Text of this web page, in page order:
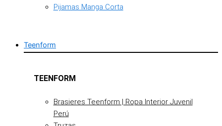
Pijamas Manga Corta
Teenform
TEENFORM
Brasieres Teenform | Ropa Interior Juvenil
Perú